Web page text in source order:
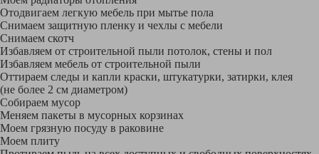
Отодвигаем легкую мебель при мытье пола
Снимаем защитную пленку и чехлы с мебели
Снимаем скотч
Избавляем от строительной пыли потолок, стены и пол
Избавляем мебель от строительной пыли
Оттираем следы и капли краски, штукатурки, затирки, клея
(не более 2 см диаметром)
Собираем мусор
Меняем пакеты в мусорных корзинах
Моем грязную посуду в раковине
Моем плиту